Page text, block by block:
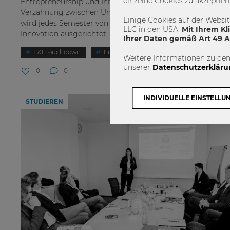
Verzahnung zwischen Universität und Praxis. Die
wird jedes Semester vom WU Institut für
Innovation ausgerichtet, das...
E&I Touchdown Entrepreneurship and Innovation
0 0
STUDIEREN
Einige Cookies auf der
LLC in den USA. Mit Ihrem
Ihrer Daten gemäß Art 49
Weitere Informationen zu
unserer
INDIVIDUELLE